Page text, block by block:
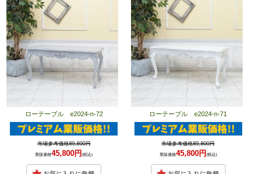
ローテーブル e2024-n-72
市場参考価格89,800円
業販価格45,800円(税込)
ローテーブル e2024-n-71
市場参考価格89,800円
業販価格45,800円 (税込)